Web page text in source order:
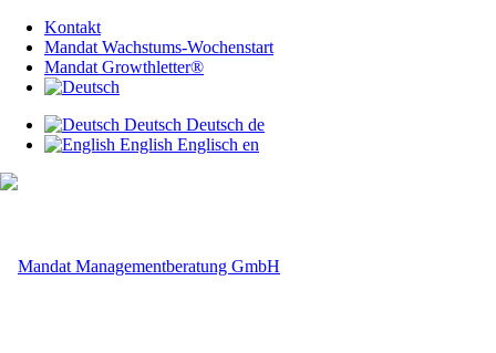
Kontakt
Mandat Wachstums-Wochenstart
Mandat Growthletter®
Deutsch Deutsch de
English Englisch en